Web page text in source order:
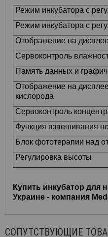
Режим инкубатора с
Режим инкубатора с
Отображение на
Сервоконтроль
Память данных и
Отображение на
кислорода
Сервоконтроль
Функция взвешивания
Блок фототерапии над
Регулировка высоты
Купить инкубатор для
Украине - компания
СОПУТСТВУЮЩИЕ